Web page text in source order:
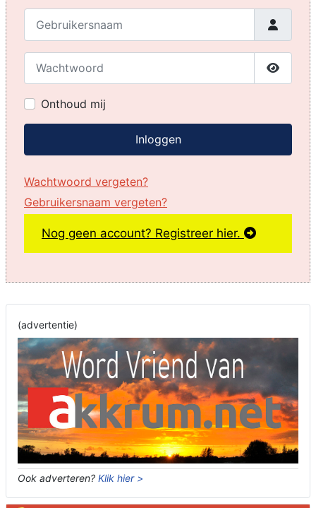
Toon
Onthoud mij
Inloggen
Wachtwoord vergeten?
Gebruikersnaam vergeten?
Nog geen account? Registreer hier.
(advertentie)
Ook adverteren? Klik hier >